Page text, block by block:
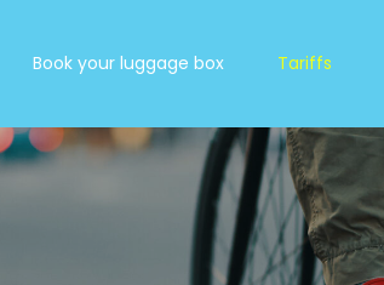
Book your luggage box Tariffs